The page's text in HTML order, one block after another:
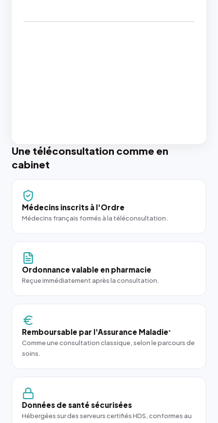
Une téléconsultation comme en
cabinet
Médecins inscrits à l'Ordre
Médecins français formés à la téléconsultation.
Ordonnance valable en pharmacie
Reçue immédiatement après la consultation.
Remboursable par l'Assurance Maladie*
Comme une consultation classique, selon le parcours de
soins.
Données de santé sécurisées
Hébergées sur des serveurs certifiés HDS, conformes au